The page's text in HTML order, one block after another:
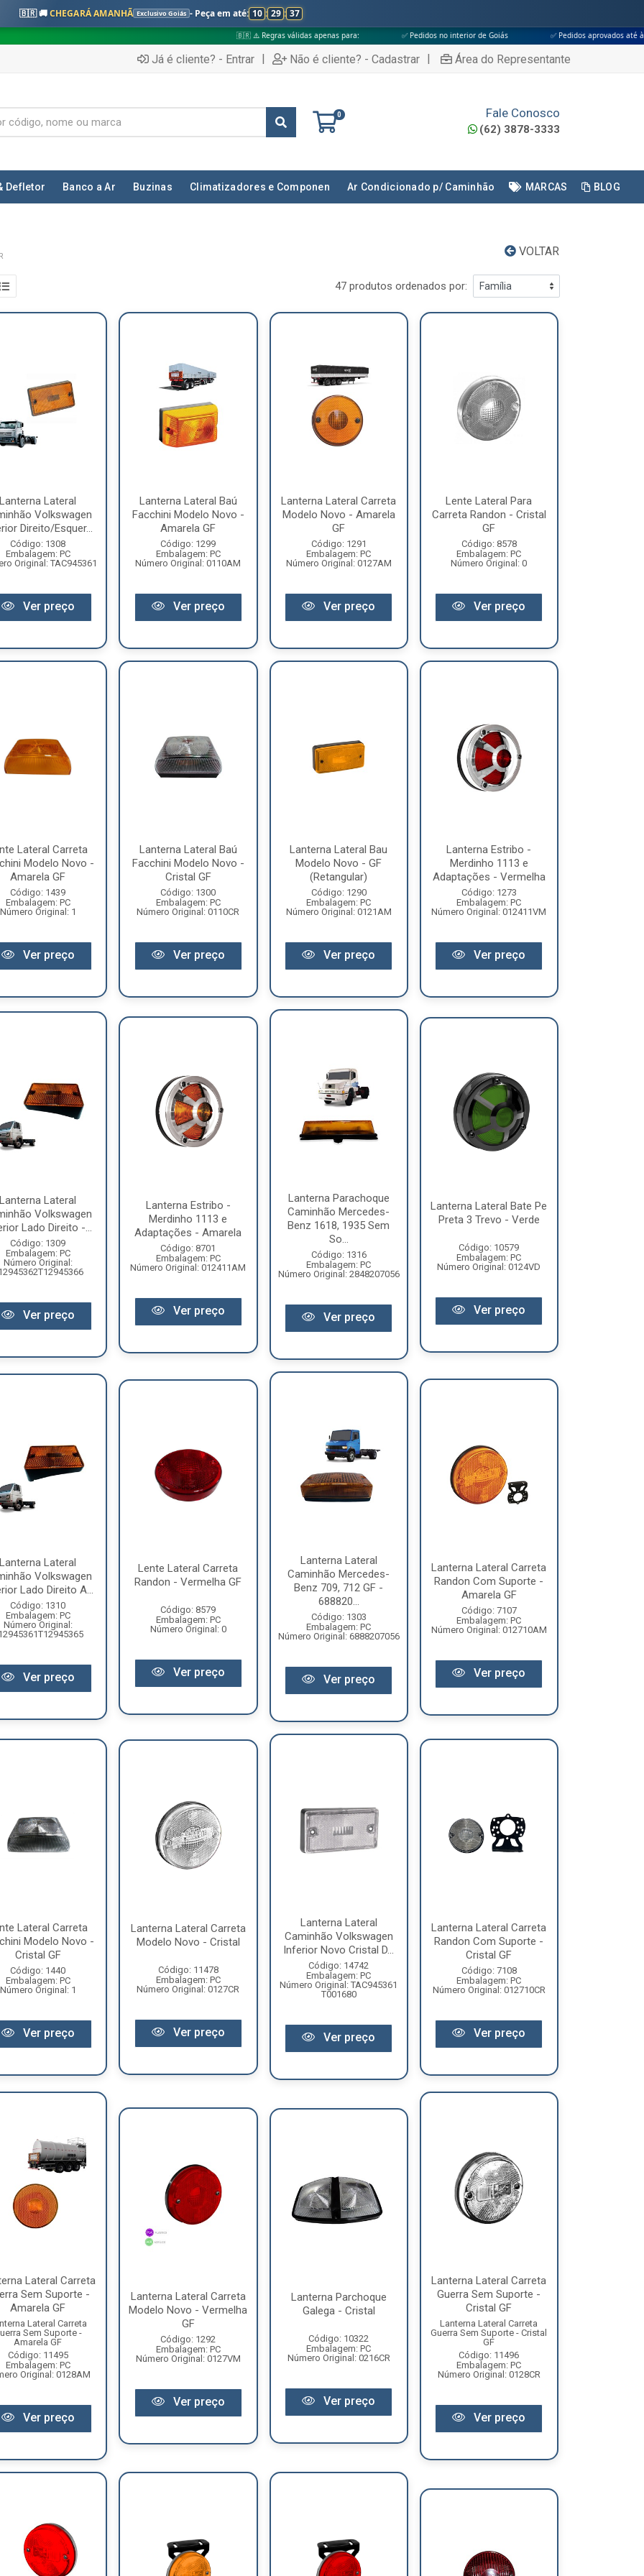
🇧🇷 🚚CHEGARÁ AMANHÃ Exclusivo Goiás - Peça em até: 10 : 29 : 36
🇧🇷 ⚠️ Regras válidas apenas para: ✅ Pedidos no interior de Goiás ✅ Pedidos aprovados até às 18h
Já é cliente? - Entrar | Não é cliente? - Cadastrar | Área do Representante
0 Fale Conosco
(62) 3878-3333
Defletor Banco a Ar Buzinas Climatizadores e Componen Ar Condicionado p/ Caminhão MARCAS BLOG
VOLTAR
47 produtos ordenados por:
Lanterna Lateral
Volkswagen
Direito/Esquer...
Código: 1308
Embalagem: PC
Original: TAC945361
Ver preço
Lanterna Lateral Baú
Facchini Modelo Novo -
Amarela GF
Código: 1299
Embalagem: PC
Número Original: 0110AM
Ver preço
Lanterna Lateral Carreta
Modelo Novo - Amarela
GF
Código: 1291
Embalagem: PC
Número Original: 0127AM
Ver preço
Lente Lateral Para
Carreta Randon - Cristal
GF
Código: 8578
Embalagem: PC
Número Original: 0
Ver preço
Lateral Carreta
Modelo Novo -
Amarela GF
Código: 1439
Embalagem: PC
Número Original: 1
Ver preço
Lanterna Lateral Baú
Facchini Modelo Novo -
Cristal GF
Código: 1300
Embalagem: PC
Número Original: 0110CR
Ver preço
Lanterna Lateral Bau
Modelo Novo - GF
(Retangular)
Código: 1290
Embalagem: PC
Número Original: 0121AM
Ver preço
Lanterna Estribo -
Merdinho 1113 e
Adaptações - Vermelha
Código: 1273
Embalagem: PC
Número Original: 012411VM
Ver preço
Lanterna Lateral
Volkswagen
Lado Direito -...
Código: 1309
Embalagem: PC
Número Original:
Ver preço
Lanterna Estribo -
Merdinho 1113 e
Adaptações - Amarela
Código: 8701
Embalagem: PC
Número Original: 012411AM
Ver preço
Lanterna Parachoque
Caminhão Mercedes-
Benz 1618, 1935 Sem
So...
Código: 1316
Embalagem: PC
Número Original: 2848207056
Ver preço
Lanterna Lateral Bate Pe
Preta 3 Trevo - Verde
Código: 10579
Embalagem: PC
Número Original: 0124VD
Ver preço
Lanterna Lateral
Volkswagen
Lado Direito A...
Código: 1310
Embalagem: PC
Número Original:
Ver preço
Lente Lateral Carreta
Randon - Vermelha GF
Código: 8579
Embalagem: PC
Número Original: 0
Ver preço
Lanterna Lateral
Caminhão Mercedes-
Benz 709, 712 GF -
688820...
Código: 1303
Embalagem: PC
Número Original: 6888207056
Ver preço
Lanterna Lateral Carreta
Randon Com Suporte -
Amarela GF
Código: 7107
Embalagem: PC
Número Original: 012710AM
Ver preço
Lateral Carreta
Modelo Novo -
Cristal GF
Código: 1440
Embalagem: PC
Número Original: 1
Ver preço
Lanterna Lateral Carreta
Modelo Novo - Cristal
Código: 11478
Embalagem: PC
Número Original: 0127CR
Ver preço
Lanterna Lateral
Caminhão Volkswagen
Inferior Novo Cristal D...
Código: 14742
Embalagem: PC
Número Original: TAC945361
T001680
Ver preço
Lanterna Lateral Carreta
Randon Com Suporte -
Cristal GF
Código: 7108
Embalagem: PC
Número Original: 012710CR
Ver preço
Lateral Carreta
Sem Suporte -
Amarela GF
Lateral Carreta
Sem Suporte -
Amarela GF
Código: 11495
Embalagem: PC
Original: 0128AM
Ver preço
Lanterna Lateral Carreta
Modelo Novo - Vermelha
GF
Código: 1292
Embalagem: PC
Número Original: 0127VM
Ver preço
Lanterna Parchoque
Galega - Cristal
Código: 10322
Embalagem: PC
Número Original: 0216CR
Ver preço
Lanterna Lateral Carreta
Guerra Sem Suporte -
Cristal GF
Lanterna Lateral Carreta
Guerra Sem Suporte - Cristal
GF
Código: 11496
Embalagem: PC
Número Original: 0128CR
Ver preço